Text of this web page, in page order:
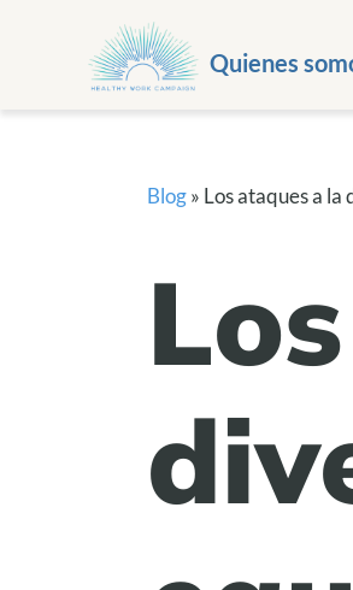
Quienes
Blog» Los ataques a